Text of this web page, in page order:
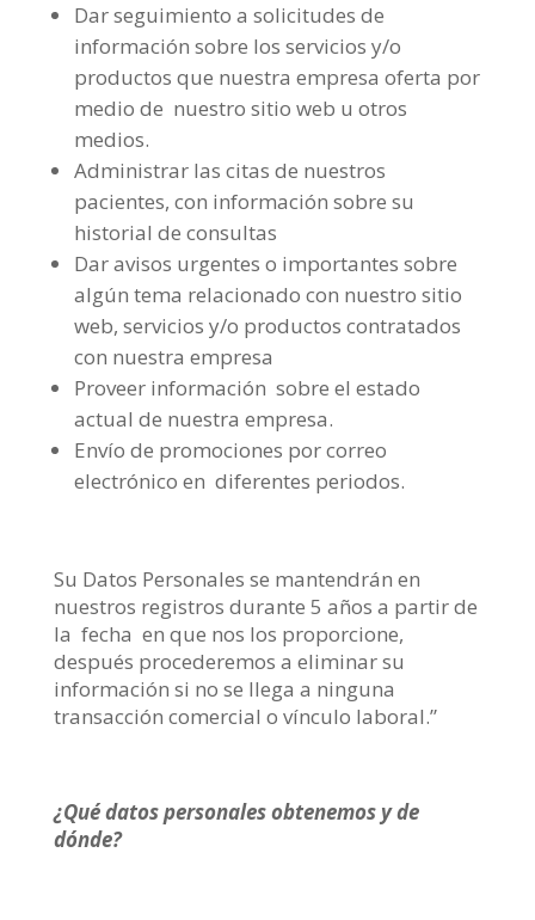
Dar seguimiento a solicitudes de
información sobre los servicios y/o
productos que nuestra empresa oferta por
medio de nuestro sitio web u otros
medios.
Administrar las citas de nuestros
pacientes, con información sobre su
historial de consultas
Dar avisos urgentes o importantes sobre
algún tema relacionado con nuestro sitio
web, servicios y/o productos contratados
con nuestra empresa
Proveer información sobre el estado
actual de nuestra empresa.
Envío de promociones por correo
electrónico en diferentes periodos.
Su Datos Personales se mantendrán en
nuestros registros durante 5 años a partir de
la fecha en que nos los proporcione,
después procederemos a eliminar su
información si no se llega a ninguna
transacción comercial o vínculo laboral.”
¿Qué datos personales obtenemos y de
dónde?